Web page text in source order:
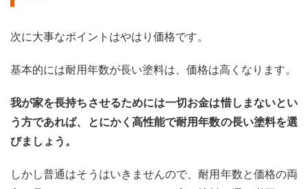
タン
のメ
ト
2.2.2
タン
次に大事なポイントはやはり価格です。
基本的には耐用年数が長い塗料は、価格は高くなります。
我が家を長持ちさせるためには一切お金は惜しまないとい
う方であれば、とにかく高性能で耐用年数の長い塗料を選
びましょう。
しかし普通はそうはいきませんので、耐用年数と価格の両